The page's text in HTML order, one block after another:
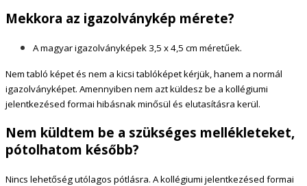
Mekkora az igazolványkép mérete?
A magyar igazolványképek 3,5 x 4,5 cm méretűek.
Nem tabló képet és nem a kicsi tablóképet kérjük, hanem a normál
igazolványképet. Amennyiben nem azt küldesz be a kollégiumi
jelentkezésed formai hibásnak minősül és elutasításra kerül.
Nem küldtem be a szükséges mellékleteket,
pótolhatom később?
Nincs lehetőség utólagos pótlásra. A kollégiumi jelentkezésed formai